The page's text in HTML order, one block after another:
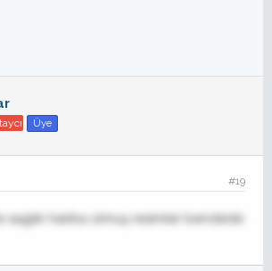
Üye
#19
saglık harika olmuş resimler bendede